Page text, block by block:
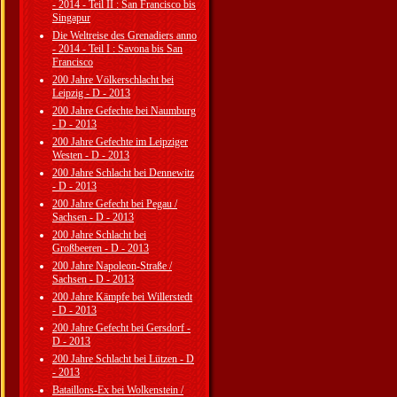
- 2014 - Teil II : San Francisco bis
Singapur
Die Weltreise des Grenadiers anno
- 2014 - Teil I : Savona bis San
Francisco
200 Jahre Völkerschlacht bei
Leipzig - D - 2013
200 Jahre Gefechte bei Naumburg
- D - 2013
200 Jahre Gefechte im Leipziger
Westen - D - 2013
200 Jahre Schlacht bei Dennewitz
- D - 2013
200 Jahre Gefecht bei Pegau /
Sachsen - D - 2013
200 Jahre Schlacht bei
Großbeeren - D - 2013
200 Jahre Napoleon-Straße /
Sachsen - D - 2013
200 Jahre Kämpfe bei Willerstedt
- D - 2013
200 Jahre Gefecht bei Gersdorf -
D - 2013
200 Jahre Schlacht bei Lützen - D
- 2013
Bataillons-Ex bei Wolkenstein /